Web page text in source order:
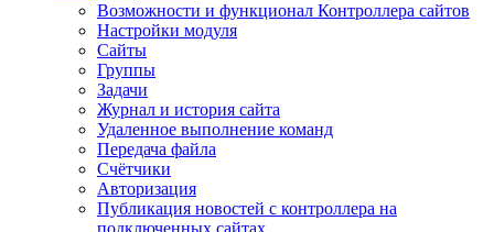
Возможности и функционал Контроллера сайтов
Настройки модуля
Сайты
Группы
Задачи
Журнал и история сайта
Удаленное выполнение команд
Передача файла
Счётчики
Авторизация
Публикация новостей с контроллера на
подключенных сайтах